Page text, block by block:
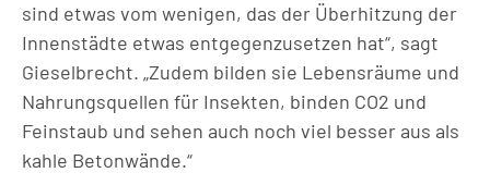
sind etwas vom wenigen, das der Überhitzung der
Innenstädte etwas entgegenzusetzen hat“, sagt
Gieselbrecht. „Zudem bilden sie Lebensräume und
Nahrungsquellen für Insekten, binden CO2 und
Feinstaub und sehen auch noch viel besser aus als
kahle Betonwände.“